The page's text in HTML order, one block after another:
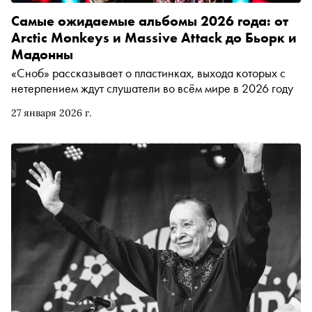
27 января 2026 г.
Самые ожидаемые альбомы 2026 года: от
Arctic Monkeys и Massive Attack до Бьорк и
Мадонны
«Сноб» рассказывает о пластинках, выхода которых с
нетерпением ждут слушатели во всём мире в 2026 году